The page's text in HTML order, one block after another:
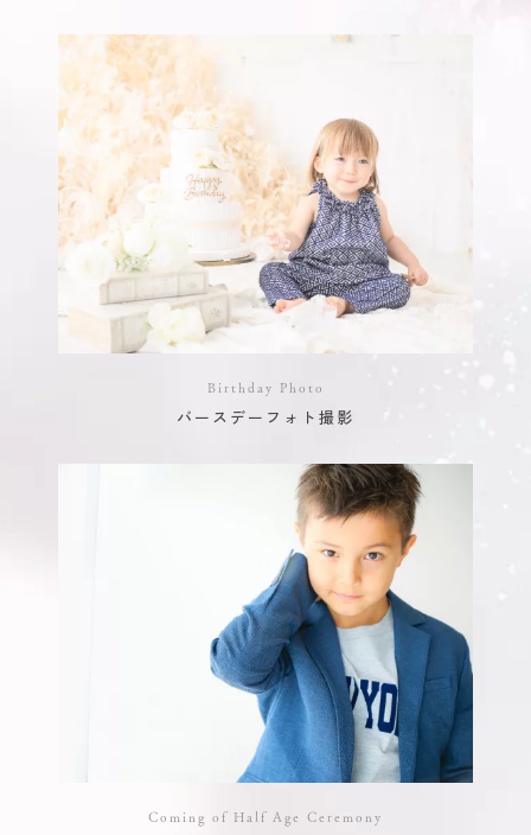
Birthday Photo
バースデーフォト撮影
Coming of Half Age Ceremony